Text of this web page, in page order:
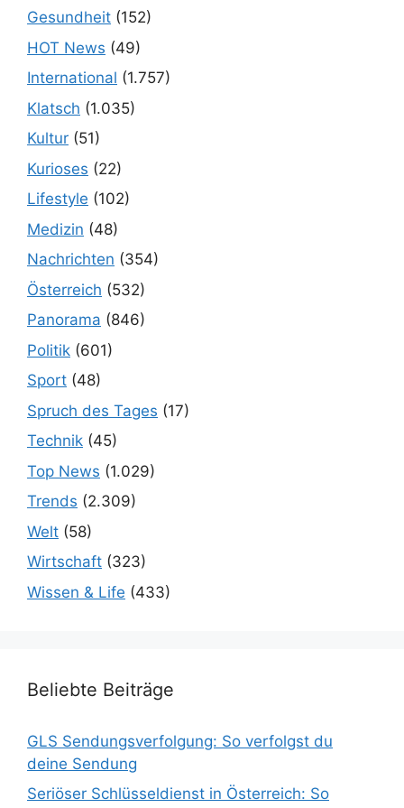
Gesundheit (152)
HOT News (49)
International (1.757)
Klatsch (1.035)
Kultur (51)
Kurioses (22)
Lifestyle (102)
Medizin (48)
Nachrichten (354)
Österreich (532)
Panorama (846)
Politik (601)
Sport (48)
Spruch des Tages (17)
Technik (45)
Top News (1.029)
Trends (2.309)
Welt (58)
Wirtschaft (323)
Wissen & Life (433)
Beliebte Beiträge
GLS Sendungsverfolgung: So verfolgst du
deine Sendung
Seriöser Schlüsseldienst in Österreich: So